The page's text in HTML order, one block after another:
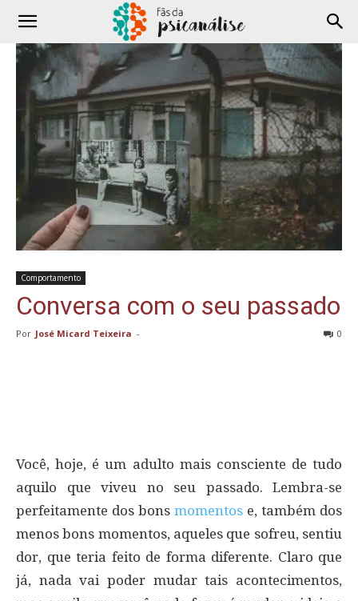
Comportamento
Conversa com o seu passado
Por José Micard Teixeira - 0
Você, hoje, é um adulto mais consciente de tudo
aquilo que viveu no seu passado. Lembra-se
perfeitamente dos bons momentos e, também dos
menos bons momentos, aqueles que sofreu, sentiu
dor, que teria feito de forma diferente. Claro que
já, nada vai poder mudar tais acontecimentos,